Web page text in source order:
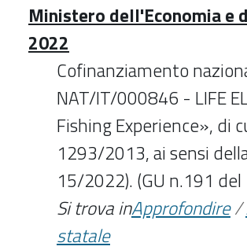
Ministero dell'Economia e
2022
Cofinanziamento
NAT/IT/000846 - LIFE
Fishing Experience», di
1293/2013, ai sensi
15/2022). (GU n.191
Si trova inApprofondire/
statale